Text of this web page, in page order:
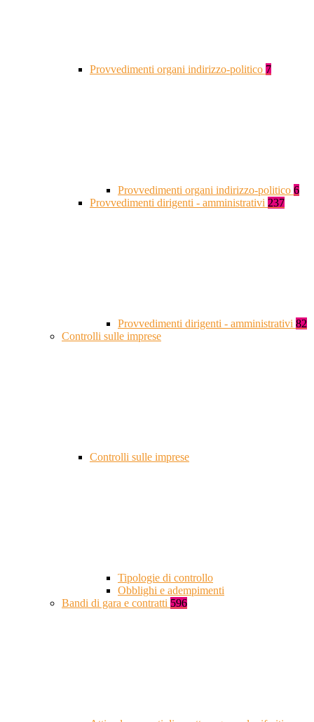
Provvedimenti organi indirizzo-politico 7
Provvedimenti organi indirizzo-politico 6
Provvedimenti dirigenti - amministrativi 237
Provvedimenti dirigenti - amministrativi 82
Controlli sulle imprese
Controlli sulle imprese
Tipologie di controllo
Obblighi e adempimenti
Bandi di gara e contratti 596